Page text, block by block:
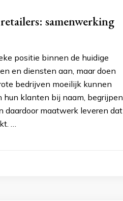
samenwerking
positie binnen de huidige
en diensten aan, maar doen
bedrijven moeilijk kunnen
hun klanten bij naam, begrijpen
daardoor maatwerk leveren dat
…